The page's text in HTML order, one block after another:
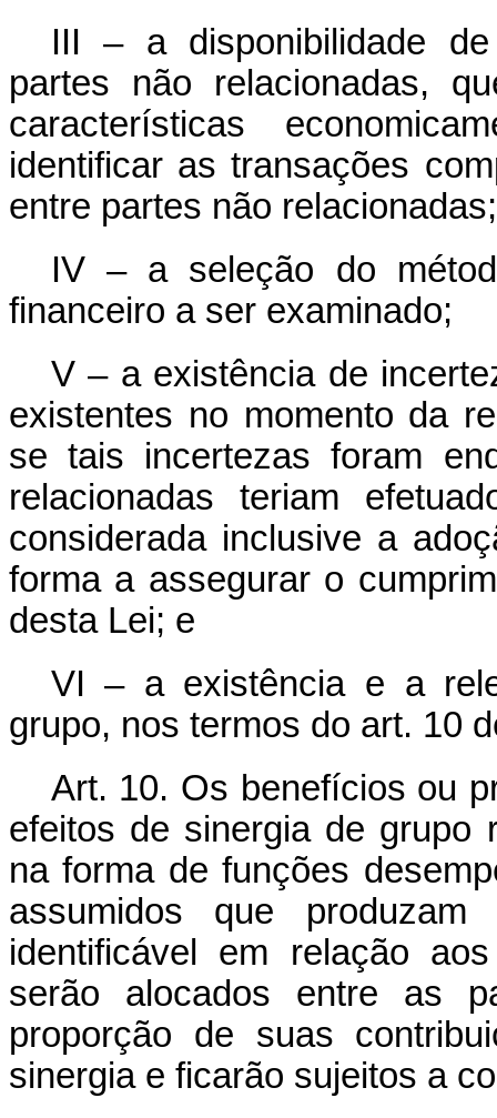
III – a disponibilidade
partes não relacionadas,
características
identificar as transações
entre partes não relacionadas;
IV – a seleção do
financeiro a ser examinado;
V – a existência de
existentes no momento da
se tais incertezas foram
relacionadas teriam
considerada inclusive a
forma a assegurar o
desta Lei; e
VI – a existência e a
grupo, nos termos do art. 10
Art. 10. Os benefícios ou
efeitos de sinergia de grupo
na forma de funções
assumidos que
identificável em relação
serão alocados entre as
proporção de suas
sinergia e ficarão sujeitos a